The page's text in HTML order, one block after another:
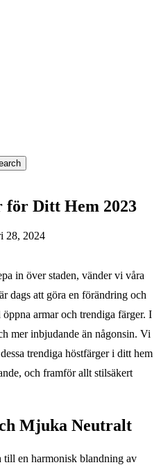
för Ditt Hem 2023
28, 2024
in över staden, vänder vi våra
dags att göra en förändring och
armar och trendiga färger. I
mer inbjudande än någonsin. Vi
trendiga höstfärger i ditt hem
och framför allt stilsäkert
Mjuka Neutralt
till en harmonisk blandning av